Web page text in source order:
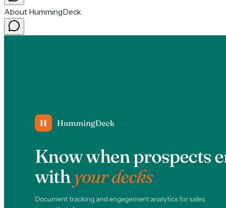
About HummingDeck